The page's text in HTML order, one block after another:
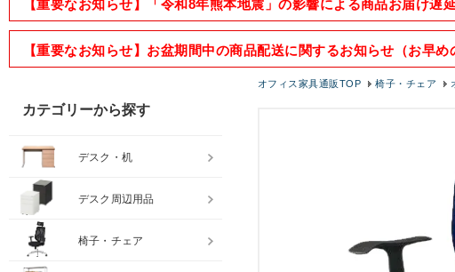
【重要なお知らせ】「令和8年熊本地震」の影響による商品お届け遅
【重要なお知らせ】お盆期間中の商品配送に関するお知らせ（お早め
オフィス家具通販TOP 椅子・チェア
カテゴリーから探す
デスク・机
デスク周辺用品
椅子・チェア